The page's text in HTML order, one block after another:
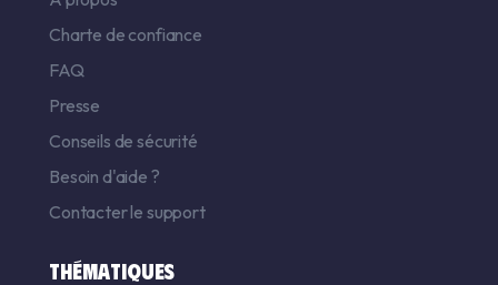
Charte de confiance
FAQ
Presse
Conseils de sécurité
Besoin d'aide ?
Contacter le support
THÉMATIQUES